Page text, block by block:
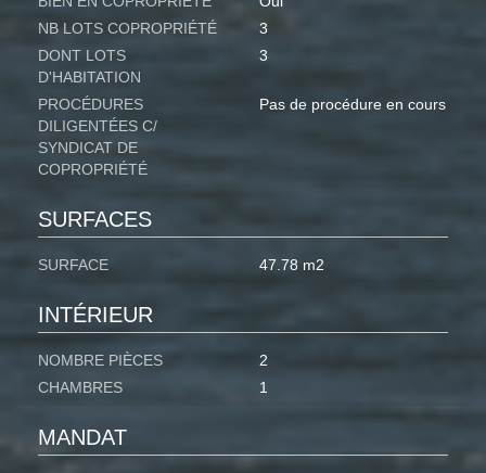
NB LOTS COPROPRIÉTÉ
3
DONT LOTS
D'HABITATION
3
PROCÉDURES
DILIGENTÉES C/
SYNDICAT DE
COPROPRIÉTÉ
Pas de procédure en cours
SURFACES
SURFACE 47.78 m2
INTÉRIEUR
NOMBRE PIÈCES
2
CHAMBRES
1
MANDAT